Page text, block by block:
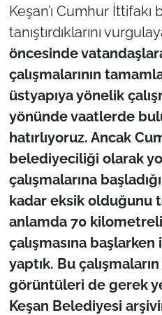
Keşan’ı Cumhur
tanıştırdıklarını
öncesinde
çalışmalarının
üstyapıya yönelik
yönünde vaatlerde
hatırlıyoruz. Ancak
belediyeciliği olarak
çalışmalarına
kadar eksik olduğunu
anlamda 70
çalışmasına başlarken
yaptık. Bu
görüntüleri de gerek
Keşan Belediyesi
Magazin
İş Dünyası
Bilim Teknoloji
English News
Canlı Maç
Finans
Genel-A
Gündem-Eğitim